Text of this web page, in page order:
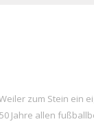
zum Stein ein
Jahre allen